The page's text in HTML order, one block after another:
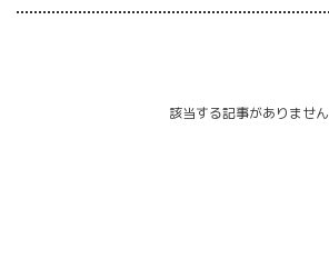
該当する記事がありません